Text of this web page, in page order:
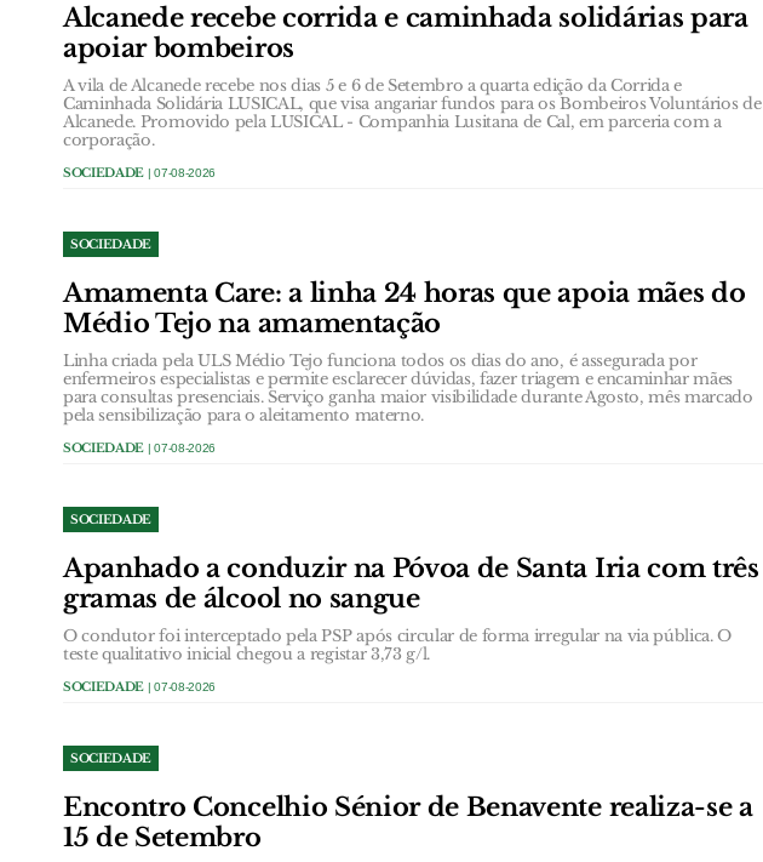
Alcanede recebe corrida e caminhada solidárias para
apoiar bombeiros
A vila de Alcanede recebe nos dias 5 e 6 de Setembro a quarta edição da Corrida e
Caminhada Solidária LUSICAL, que visa angariar fundos para os Bombeiros Voluntários de
Alcanede. Promovido pela LUSICAL - Companhia Lusitana de Cal, em parceria com a
corporação.
SOCIEDADE | 07-08-2026
SOCIEDADE
Amamenta Care: a linha 24 horas que apoia mães do
Médio Tejo na amamentação
Linha criada pela ULS Médio Tejo funciona todos os dias do ano, é assegurada por
enfermeiros especialistas e permite esclarecer dúvidas, fazer triagem e encaminhar mães
para consultas presenciais. Serviço ganha maior visibilidade durante Agosto, mês marcado
pela sensibilização para o aleitamento materno.
SOCIEDADE | 07-08-2026
SOCIEDADE
Apanhado a conduzir na Póvoa de Santa Iria com três
gramas de álcool no sangue
O condutor foi interceptado pela PSP após circular de forma irregular na via pública. O
teste qualitativo inicial chegou a registar 3,73 g/l.
SOCIEDADE | 07-08-2026
SOCIEDADE
Encontro Concelhio Sénior de Benavente realiza-se a
15 de Setembro